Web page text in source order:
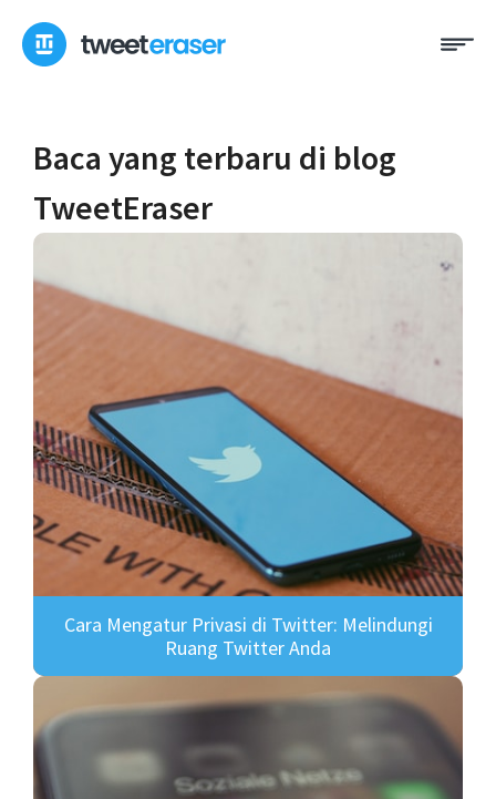
konten
Baca yang terbaru di blog
TweetEraser
Cara Mengatur Privasi di Twitter: Melindungi
Ruang Twitter Anda